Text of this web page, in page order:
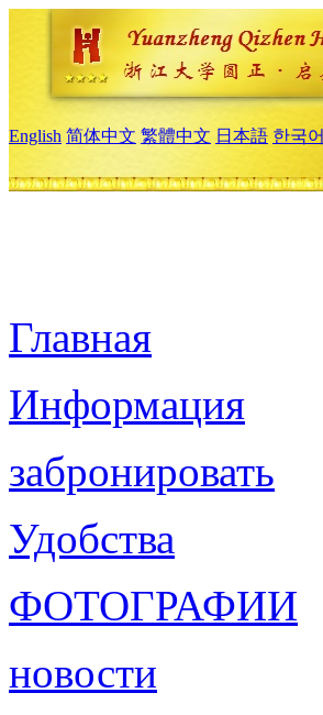
English 简体中文 繁體中文 日本語 한국어
Главная
Информация
забронировать
Удобства
ФОТОГРАФИИ
новости